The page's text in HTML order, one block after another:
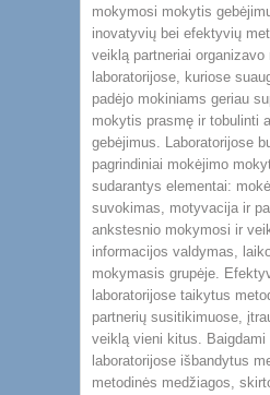
mokymosi mokytis
inovatyvių bei efektyvių
veiklą partneriai organizavo
laboratorijose, kuriose
padėjo mokiniams geriau
mokytis prasmę ir tobulinti
gebėjimus. Laboratorijose
pagrindiniai mokėjimo
sudarantys elementai:
suvokimas, motyvacija ir
ankstesnio mokymosi ir
informacijos valdymas,
mokymasis grupėje.
laboratorijose taikytus
partnerių susitikimuose,
veiklą vieni kitus. Baigdami
laboratorijose išbandytus
metodinės medžiagos,